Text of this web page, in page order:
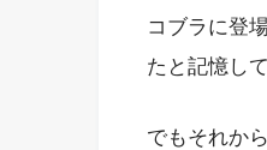
コブラに登
たと記憶し
でもそれか